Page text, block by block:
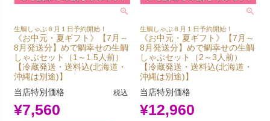
生鯛しゃぶ６月１日予約開始！
《お中元・夏ギフト》【7月～
8月発送分】めで鯛幸せの生鯛
しゃぶセット（1～1.5人前）
【冷蔵発送・送料込(北海道・
沖縄は別途)】
当店特別価格
¥7,560
税込
生鯛しゃぶ６月１日予約開始！
《お中元・夏ギフト》【7月～
8月発送分】めで鯛幸せの生鯛
しゃぶセット（2～3人前）
【冷蔵発送・送料込(北海道・
沖縄は別途)】
当店特別価格
¥12,960